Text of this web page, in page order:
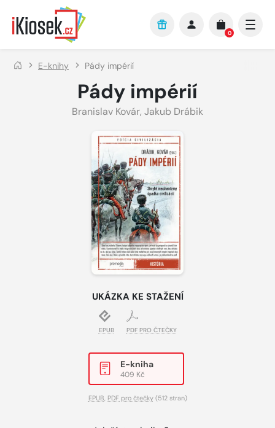
Přejít na hlavní obsah
0
E-knihy Pády impérií
Pády impérií
Branislav Kovár, Jakub Drábik
UKÁZKA KE STAŽENÍ
EPUB PDF PRO ČTEČKY
E-kniha
409 Kč
EPUB PDF pro čtečky(512 stran)